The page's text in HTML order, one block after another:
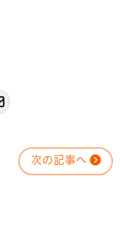
次の記事へ